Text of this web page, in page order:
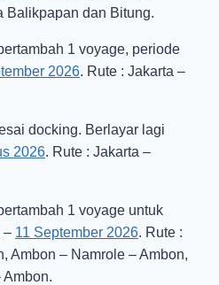
Balikpapan dan Bitung.
1 voyage, periode
2026. Rute : Jakarta –
docking. Berlayar lagi
2026. Rute : Jakarta –
1 voyage untuk
– 11 September 2026. Rute :
Ambon – Namrole – Ambon,